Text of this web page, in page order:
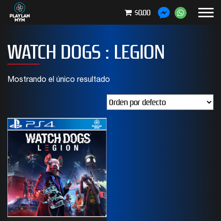
$0.00
WATCH DOGS : LEGION
Mostrando el único resultado